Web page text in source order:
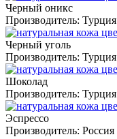
Черный оникс
Производитель: Турция
Черный уголь
Производитель: Турция
Шоколад
Производитель: Турция
Эспрессо
Производитель: Россия